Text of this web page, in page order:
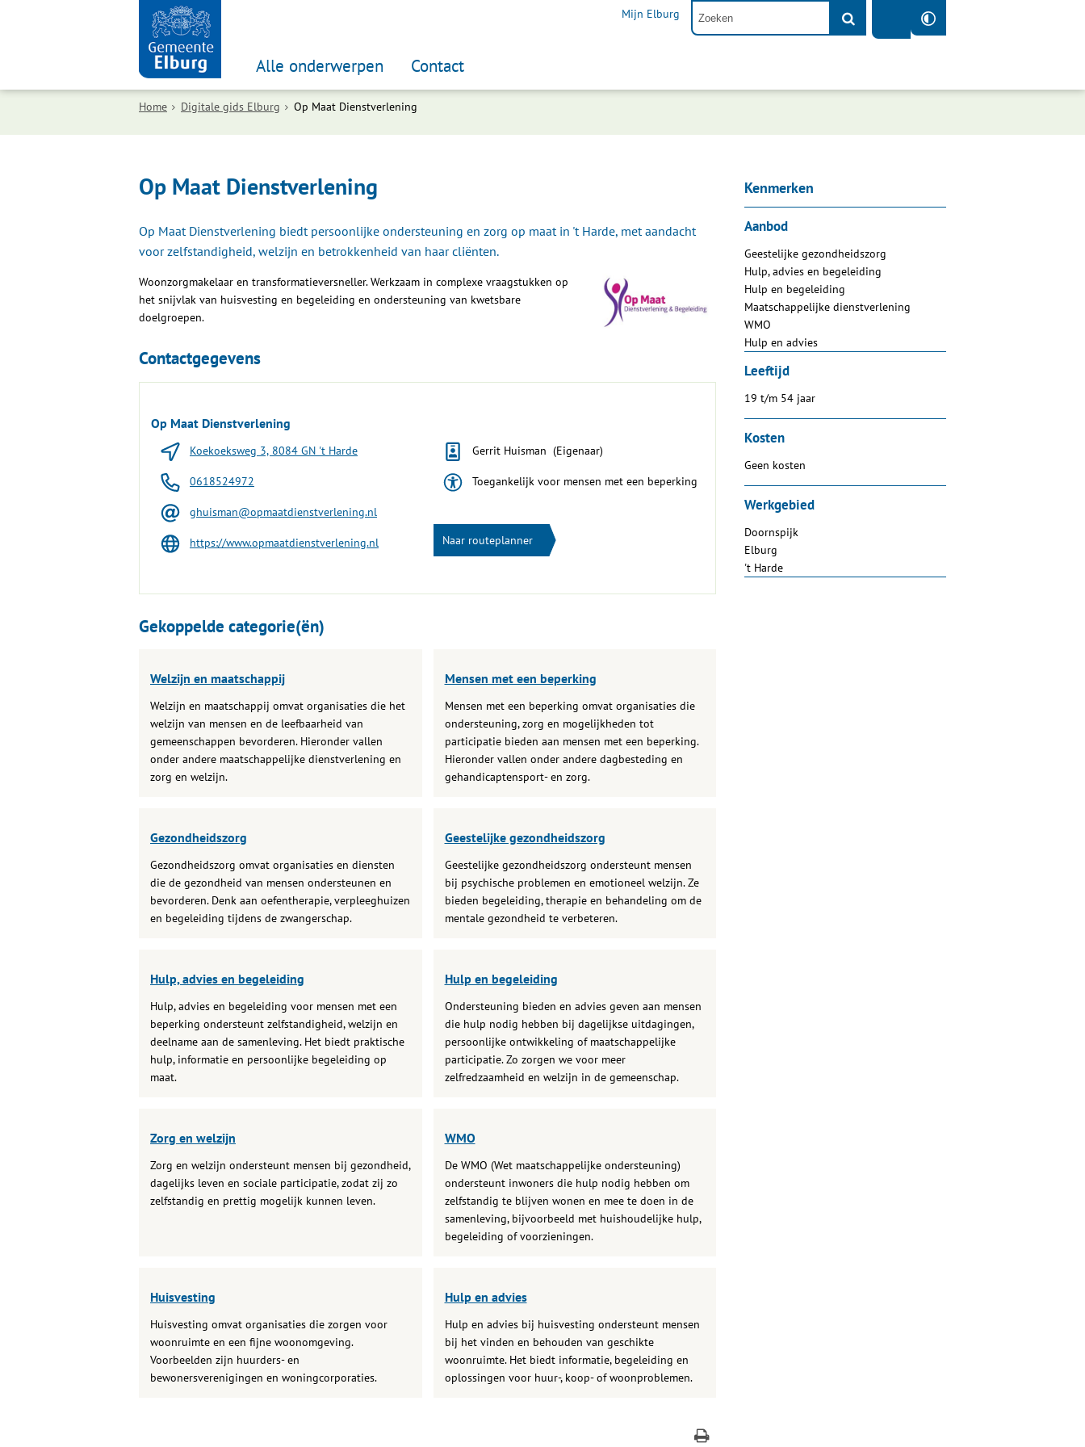
Mijn Elburg
Alle onderwerpen Contact
Home Digitale gids Elburg Op Maat Dienstverlening
Op Maat Dienstverlening
Op Maat Dienstverlening biedt persoonlijke ondersteuning en zorg op maat in 't Harde, met aandacht
voor zelfstandigheid, welzijn en betrokkenheid van haar cliënten.
Woonzorgmakelaar en transformatieversneller. Werkzaam in complexe vraagstukken op
het snijvlak van huisvesting en begeleiding en ondersteuning van kwetsbare
doelgroepen.
Contactgegevens
Op Maat Dienstverlening
Koekoeksweg 3, 8084 GN 't Harde
0618524972
ghuisman@opmaatdienstverlening.nl
https://www.opmaatdienstverlening.nl
Gerrit Huisman (Eigenaar)
Toegankelijk voor mensen met een beperking
Naar routeplanner
Gekoppelde categorie(ën)
Welzijn en maatschappij
Welzijn en maatschappij omvat organisaties die het
welzijn van mensen en de leefbaarheid van
gemeenschappen bevorderen. Hieronder vallen
onder andere maatschappelijke dienstverlening en
zorg en welzijn.
Mensen met een beperking
Mensen met een beperking omvat organisaties die
ondersteuning, zorg en mogelijkheden tot
participatie bieden aan mensen met een beperking.
Hieronder vallen onder andere dagbesteding en
gehandicaptensport- en zorg.
Gezondheidszorg
Gezondheidszorg omvat organisaties en diensten
die de gezondheid van mensen ondersteunen en
bevorderen. Denk aan oefentherapie, verpleeghuizen
en begeleiding tijdens de zwangerschap.
Geestelijke gezondheidszorg
Geestelijke gezondheidszorg ondersteunt mensen
bij psychische problemen en emotioneel welzijn. Ze
bieden begeleiding, therapie en behandeling om de
mentale gezondheid te verbeteren.
Hulp, advies en begeleiding
Hulp, advies en begeleiding voor mensen met een
beperking ondersteunt zelfstandigheid, welzijn en
deelname aan de samenleving. Het biedt praktische
hulp, informatie en persoonlijke begeleiding op
maat.
Hulp en begeleiding
Ondersteuning bieden en advies geven aan mensen
die hulp nodig hebben bij dagelijkse uitdagingen,
persoonlijke ontwikkeling of maatschappelijke
participatie. Zo zorgen we voor meer
zelfredzaamheid en welzijn in de gemeenschap.
Zorg en welzijn
Zorg en welzijn ondersteunt mensen bij gezondheid,
dagelijks leven en sociale participatie, zodat zij zo
zelfstandig en prettig mogelijk kunnen leven.
WMO
De WMO (Wet maatschappelijke ondersteuning)
ondersteunt inwoners die hulp nodig hebben om
zelfstandig te blijven wonen en mee te doen in de
samenleving, bijvoorbeeld met huishoudelijke hulp,
begeleiding of voorzieningen.
Huisvesting
Huisvesting omvat organisaties die zorgen voor
woonruimte en een fijne woonomgeving.
Voorbeelden zijn huurders- en
bewonersverenigingen en woningcorporaties.
Hulp en advies
Hulp en advies bij huisvesting ondersteunt mensen
bij het vinden en behouden van geschikte
woonruimte. Het biedt informatie, begeleiding en
oplossingen voor huur-, koop- of woonproblemen.
Kenmerken
Aanbod
Geestelijke gezondheidszorg
Hulp, advies en begeleiding
Hulp en begeleiding
Maatschappelijke dienstverlening
WMO
Hulp en advies
Leeftijd
19 t/m 54 jaar
Kosten
Geen kosten
Werkgebied
Doornspijk
Elburg
't Harde